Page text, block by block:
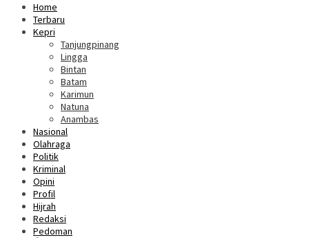
Home
Terbaru
Kepri
Tanjungpinang
Lingga
Bintan
Batam
Karimun
Natuna
Anambas
Nasional
Olahraga
Politik
Kriminal
Opini
Profil
Hijrah
Redaksi
Pedoman